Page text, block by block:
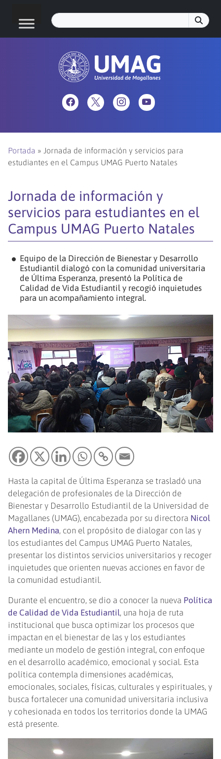
Portada » Jornada de información y servicios para
estudiantes en el Campus UMAG Puerto Natales
Jornada de información y
servicios para estudiantes en el
Campus UMAG Puerto Natales
Equipo de la Dirección de Bienestar y Desarrollo
Estudiantil dialogó con la comunidad universitaria
de Última Esperanza, presentó la Política de
Calidad de Vida Estudiantil y recogió inquietudes
para un acompañamiento integral.
Hasta la capital de Última Esperanza se trasladó una
delegación de profesionales de la Dirección de
Bienestar y Desarrollo Estudiantil de la Universidad de
Magallanes (UMAG), encabezada por su directora Nicol
Ahern Medina, con el propósito de dialogar con las y
los estudiantes del Campus UMAG Puerto Natales,
presentar los distintos servicios universitarios y recoger
inquietudes que orienten nuevas acciones en favor de
la comunidad estudiantil.
Durante el encuentro, se dio a conocer la nueva Política
de Calidad de Vida Estudiantil, una hoja de ruta
institucional que busca optimizar los procesos que
impactan en el bienestar de las y los estudiantes
mediante un modelo de gestión integral, con enfoque
en el desarrollo académico, emocional y social. Esta
política contempla dimensiones académicas,
emocionales, sociales, físicas, culturales y espirituales, y
busca fortalecer una comunidad universitaria inclusiva
y cohesionada en todos los territorios donde la UMAG
está presente.